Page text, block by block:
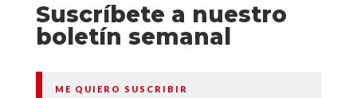
Suscríbete a nuestro
boletín semanal
ME QUIERO SUSCRIBIR